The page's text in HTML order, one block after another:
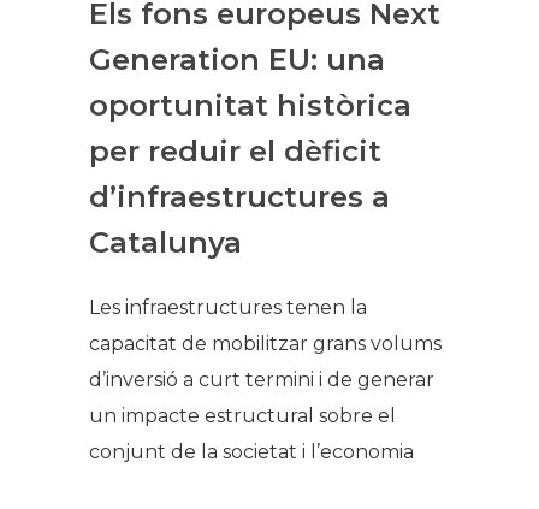
Els fons europeus Next
Generation EU: una
oportunitat històrica
per reduir el dèficit
d’infraestructures a
Catalunya
Les infraestructures tenen la
capacitat de mobilitzar grans volums
d’inversió a curt termini i de generar
un impacte estructural sobre el
conjunt de la societat i l’economia